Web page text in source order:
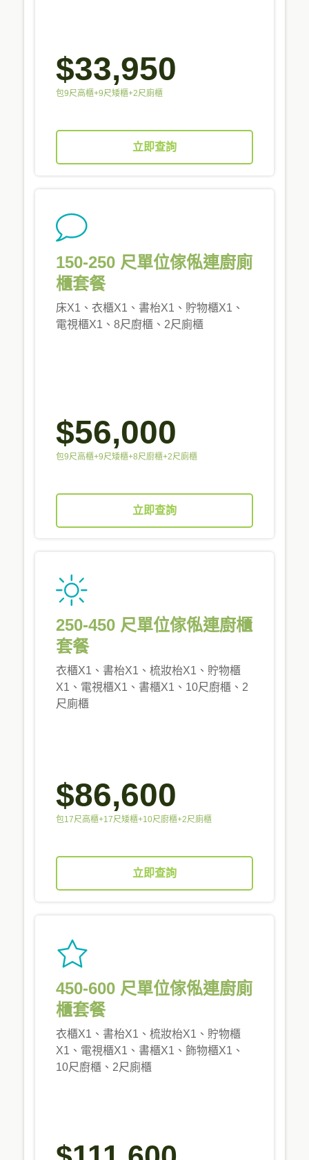
$33,950
包9尺高櫃+9尺矮櫃+2尺廁櫃
立即查詢
150-250 尺單位傢俬連廚廁
櫃套餐
床X1、衣櫃X1、書枱X1、貯物櫃X1、
電視櫃X1、8尺廚櫃、2尺廁櫃
$56,000
包9尺高櫃+9尺矮櫃+8尺廚櫃+2尺廁櫃
立即查詢
250-450 尺單位傢俬連廚櫃
套餐
衣櫃X1、書枱X1、梳妝枱X1、貯物櫃
X1、電視櫃X1、書櫃X1、10尺廚櫃、2
尺廁櫃
$86,600
包17尺高櫃+17尺矮櫃+10尺廚櫃+2尺廁櫃
立即查詢
450-600 尺單位傢俬連廚廁
櫃套餐
衣櫃X1、書枱X1、梳妝枱X1、貯物櫃
X1、電視櫃X1、書櫃X1、飾物櫃X1、
10尺廚櫃、2尺廁櫃